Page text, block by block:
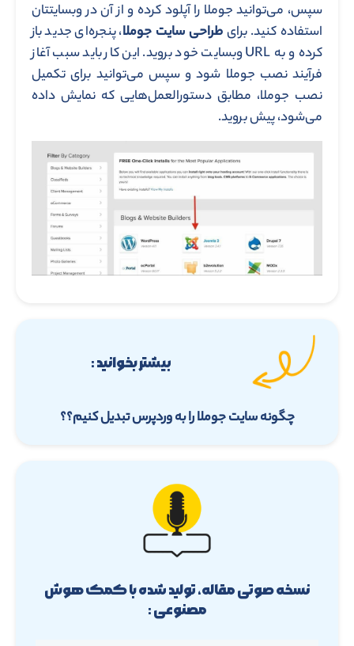
سپس، می‌توانید جوملا را آپلود کرده و از آن در وبسایتتان
استفاده کنید. برایطراحی سایت جوملا، پنجره‌ای جدید باز
کرده و به URL وبسایت خود بروید. این کار باید سبب آغاز
فرآیند نصب جوملا شود و سپس می‌توانید برای تکمیل
نصب جوملا، مطابق دستورالعمل‌هایی که نمایش داده
می‌شود، پیش بروید.
بیشتر بخوانید :
چگونه سایت جوملا را به وردپرس تبدیل کنیم؟؟
نسخه صوتی مقاله، تولید شده با کمک هوش
مصنوعی :